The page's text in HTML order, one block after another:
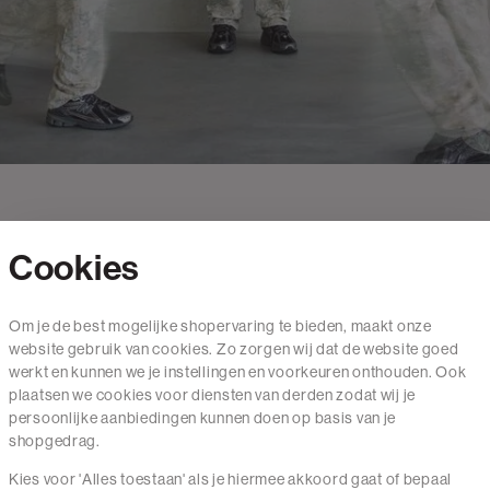
Mail ons
020 - 3412 650
Van maandag t/m vrijdag van 8.30 uur tot 18.00 uur.
Cookies
Om je de best mogelijke shopervaring te bieden, maakt onze
website gebruik van cookies. Zo zorgen wij dat de website goed
werkt en kunnen we je instellingen en voorkeuren onthouden. Ook
plaatsen we cookies voor diensten van derden zodat wij je
persoonlijke aanbiedingen kunnen doen op basis van je
shopgedrag.
Kies voor 'Alles toestaan' als je hiermee akkoord gaat of bepaal